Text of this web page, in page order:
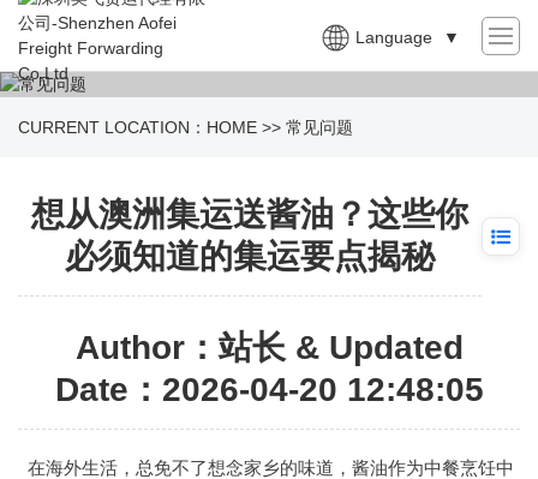
Language ▼
CURRENT LOCATION： HOME >> 常见问题
想从澳洲集运送酱油？这些你
必须知道的集运要点揭秘
Author：站长 & Updated
Date：2026-04-20 12:48:05
在海外生活，总免不了想念家乡的味道，酱油作为中餐烹饪中